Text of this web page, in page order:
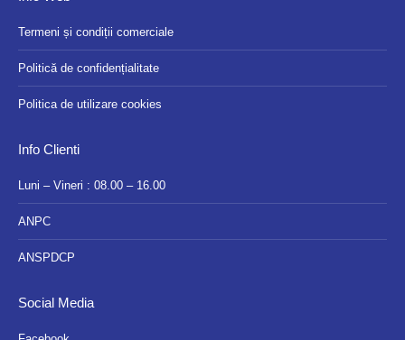
Termeni și condiții comerciale
Politică de confidențialitate
Politica de utilizare cookies
Info Clienti
Luni – Vineri : 08.00 – 16.00
ANPC
ANSPDCP
Social Media